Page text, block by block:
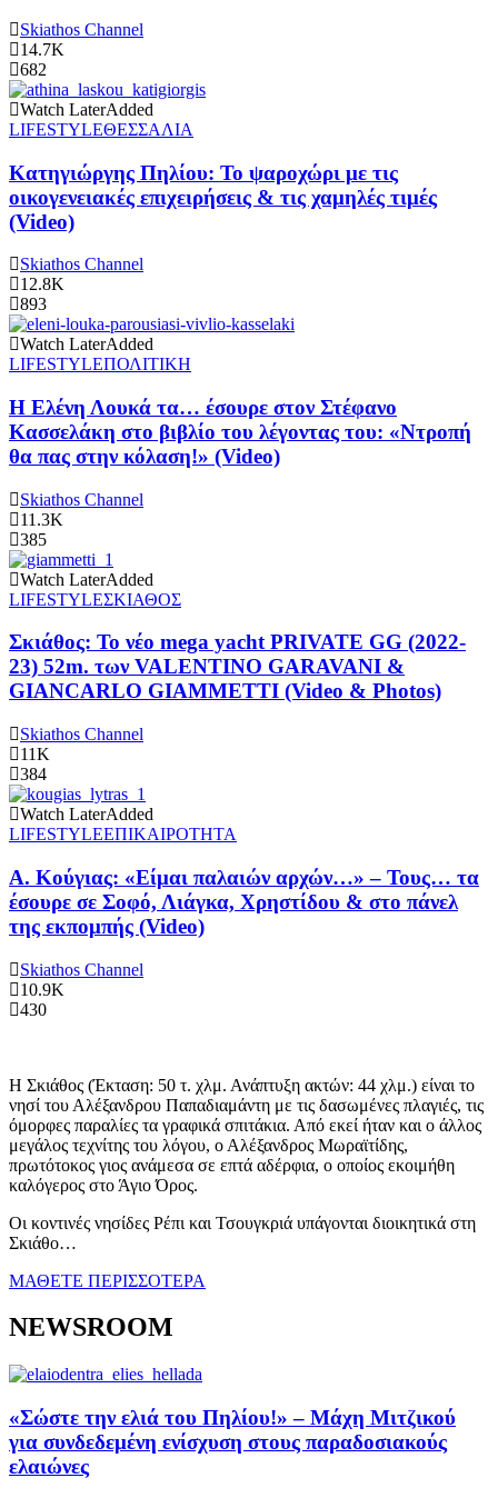
Skiathos Channel
14.7K
682
Watch LaterAdded
LIFESTYLEΘΕΣΣΑΛΙΑ
Κατηγιώργης Πηλίου: Το ψαροχώρι με τις
οικογενειακές επιχειρήσεις & τις χαμηλές τιμές
(Video)
Skiathos Channel
12.8K
893
Watch LaterAdded
LIFESTYLEΠΟΛΙΤΙΚΗ
Η Ελένη Λουκά τα… έσουρε στον Στέφανο
Κασσελάκη στο βιβλίο του λέγοντας του: «Ντροπή
θα πας στην κόλαση!» (Video)
Skiathos Channel
11.3K
385
Watch LaterAdded
LIFESTYLEΣΚΙΑΘΟΣ
Σκιάθος: Το νέο mega yacht PRIVATE GG (2022-
23) 52m. των VALENTINO GARAVANI &
GIANCARLO GIAMMETTI (Video & Photos)
Skiathos Channel
11K
384
Watch LaterAdded
LIFESTYLEΕΠΙΚΑΙΡΟΤΗΤΑ
Α. Κούγιας: «Είμαι παλαιών αρχών…» – Τους… τα
έσουρε σε Σοφό, Λιάγκα, Χρηστίδου & στο πάνελ
της εκπομπής (Video)
Skiathos Channel
10.9K
430
Η Σκιάθος (Έκταση: 50 τ. χλμ. Ανάπτυξη ακτών: 44 χλμ.) είναι το
νησί του Αλέξανδρου Παπαδιαμάντη με τις δασωμένες πλαγιές, τις
όμορφες παραλίες τα γραφικά σπιτάκια. Από εκεί ήταν και ο άλλος
μεγάλος τεχνίτης του λόγου, ο Αλέξανδρος Μωραϊτίδης,
πρωτότοκος γιος ανάμεσα σε επτά αδέρφια, ο οποίος εκοιμήθη
καλόγερος στο Άγιο Όρος.
Οι κοντινές νησίδες Ρέπι και Τσουγκριά υπάγονται διοικητικά στη
Σκιάθο…
ΜΑΘΕΤΕ ΠΕΡΙΣΣΟΤΕΡΑ
NEWSROOM
«Σώστε την ελιά του Πηλίου!» – Μάχη Μιτζικού
για συνδεδεμένη ενίσχυση στους παραδοσιακούς
ελαιώνες